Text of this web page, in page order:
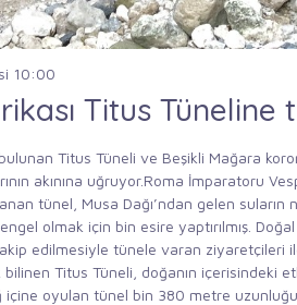
10:00
Titus Tüneline
Titus Tüneli ve Beşikli Mağara
akınına uğruyor.Roma İmparatoru
tünel, Musa Dağı’ndan gelen suların
engel olmak için bin esire yaptırılmış.
edilmesiyle tünele varan ziyaretçileri
Titus Tüneli, doğanın içerisindeki
içine oyulan tünel bin 380 metre